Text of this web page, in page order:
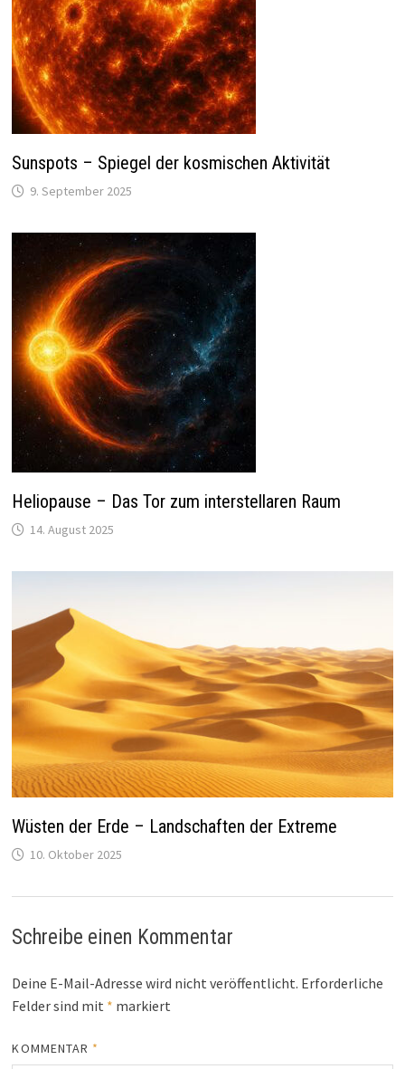
Sunspots – Spiegel der kosmischen Aktivität
9. September 2025
Heliopause – Das Tor zum interstellaren Raum
14. August 2025
Wüsten der Erde – Landschaften der Extreme
10. Oktober 2025
Schreibe einen Kommentar
Deine E-Mail-Adresse wird nicht veröffentlicht. Erforderliche
Felder sind mit * markiert
KOMMENTAR *